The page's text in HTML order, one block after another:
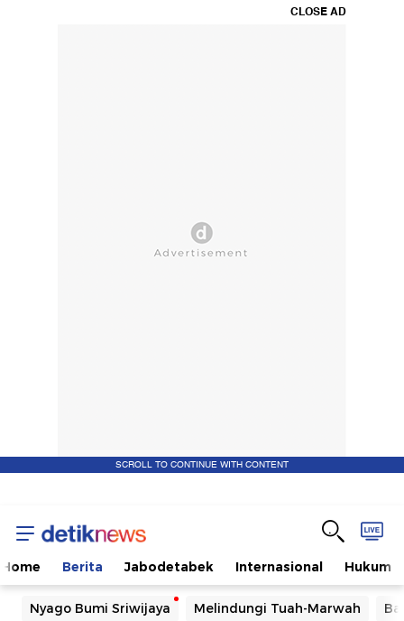
CLOSE AD
SCROLL TO CONTINUE WITH CONTENT
Home Berita Jabodetabek Internasional Hukum
Nyago Bumi Sriwijaya Melindungi Tuah-Marwah